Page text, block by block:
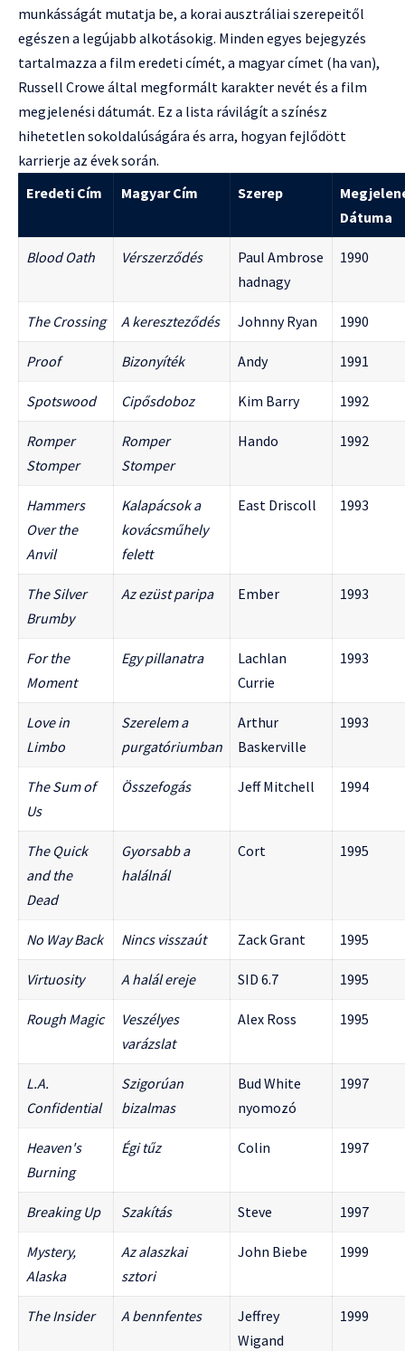
munkásságát mutatja be, a korai ausztráliai szerepeitől
egészen a legújabb alkotásokig. Minden egyes bejegyzés
tartalmazza a film eredeti címét, a magyar címet (ha van),
Russell Crowe által megformált karakter nevét és a film
megjelenési dátumát. Ez a lista rávilágít a színész
hihetetlen sokoldalúságára és arra, hogyan fejlődött
karrierje az évek során.
Eredeti Cím
Magyar Cím Szerep
Dátuma
Blood Oath Vérszerződés
Paul Ambrose
hadnagy
1990
The Crossing A kereszteződés Johnny Ryan 1990
Proof Bizonyíték Andy 1991
Spotswood Cipősdoboz Kim Barry 1992
Romper
Stomper
Romper
Stomper
Hando 1992
Hammers
Over the
Anvil
Kalapácsok a
kovácsműhely
felett
East Driscoll 1993
The Silver
Brumby
Az ezüst paripa Ember 1993
For the
Moment
Egy pillanatra
Lachlan
Currie
1993
Love in
Limbo
Szerelem a
purgatóriumban
Arthur
Baskerville
1993
The Sum of
Us
Összefogás Jeff Mitchell 1994
The Quick
and the
Dead
Gyorsabb a
halálnál
Cort 1995
No Way Back Nincs visszaút Zack Grant 1995
Virtuosity A halál ereje SID 6.7 1995
Rough Magic
Veszélyes
varázslat
Alex Ross 1995
L.A.
Confidential
Szigorúan
bizalmas
Bud White
nyomozó
1997
Heaven's
Burning
Égi tűz Colin 1997
Breaking Up Szakítás Steve 1997
Mystery,
Alaska
Az alaszkai
sztori
John Biebe 1999
The Insider A bennfentes
Jeffrey
Wigand
1999